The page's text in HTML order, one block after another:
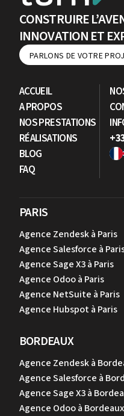
CONSTRUIRE
INNOVATION ET
PARLONS DE VOTRE
PARLONS DE VOTRE
ACCUEIL
A PROPOS
NOS PRESTATIONS
RÉALISATIONS
BLOG
FAQ
PARIS
Agence Zendesk à Paris
Agence Salesforce à
Agence Sage X3 à Paris
Agence Odoo à Paris
Agence NetSuite à Paris
Agence Hubspot à Paris
BORDEAUX
Agence Zendesk à
Agence Salesforce à
Agence Sage X3 à
Agence Odoo à Bordeaux